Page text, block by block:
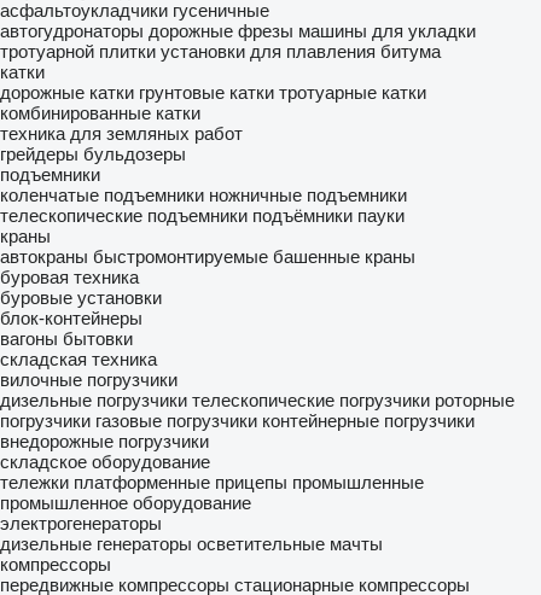
асфальтоукладчики гусеничные
автогудронаторы дорожные фрезы машины для укладки
тротуарной плитки установки для плавления битума
катки
дорожные катки грунтовые катки тротуарные катки
комбинированные катки
техника для земляных работ
грейдеры бульдозеры
подъемники
коленчатые подъемники ножничные подъемники
телескопические подъемники подъёмники пауки
краны
автокраны быстромонтируемые башенные краны
буровая техника
буровые установки
блок-контейнеры
вагоны бытовки
складская техника
вилочные погрузчики
дизельные погрузчики телескопические погрузчики роторные
погрузчики газовые погрузчики контейнерные погрузчики
внедорожные погрузчики
складское оборудование
тележки платформенные прицепы промышленные
промышленное оборудование
электрогенераторы
дизельные генераторы осветительные мачты
компрессоры
передвижные компрессоры стационарные компрессоры